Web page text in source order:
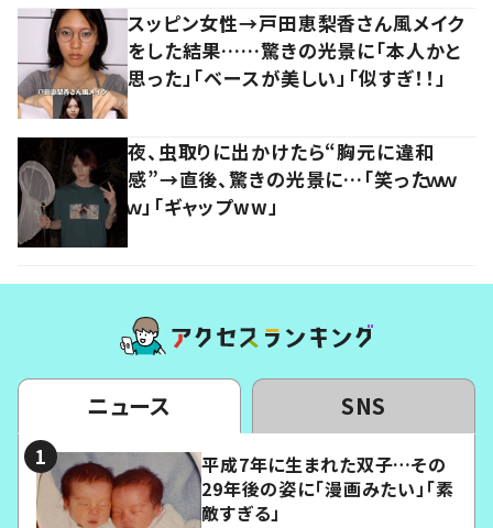
スッピン女性→戸田恵梨香さん風メイク
をした結果……驚きの光景に「本人かと
思った」「ベースが美しい」「似すぎ！！」
夜、虫取りに出かけたら“胸元に違和
感”→直後、驚きの光景に…「笑ったｗｗ
ｗ」「ギャップww」
ニュース SNS
平成7年に生まれた双子…その
29年後の姿に「漫画みたい」「素
敵すぎる」